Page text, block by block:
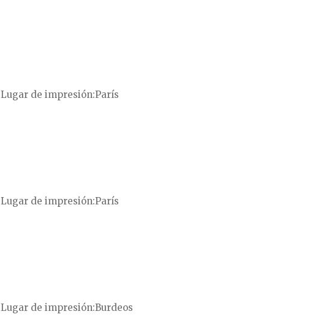
Lugar de impresión París
Lugar de impresión París
Lugar de impresión Burdeos